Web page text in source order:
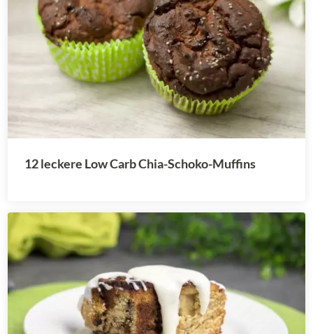
12 leckere Low Carb Chia-Schoko-Muffins